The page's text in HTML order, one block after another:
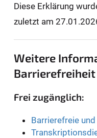
Diese Erklärung
zuletzt am
Weitere
Barrierefreiheit
Frei zugänglich:
Barrierefreie